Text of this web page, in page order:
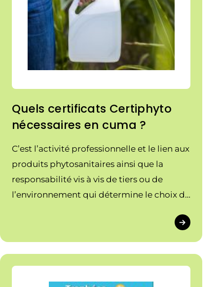
Quels certificats Certiphyto
nécessaires en cuma ?
C’est l’activité professionnelle et le lien aux
produits phytosanitaires ainsi que la
responsabilité vis à vis de tiers ou de
l’environnement qui détermine le choix du